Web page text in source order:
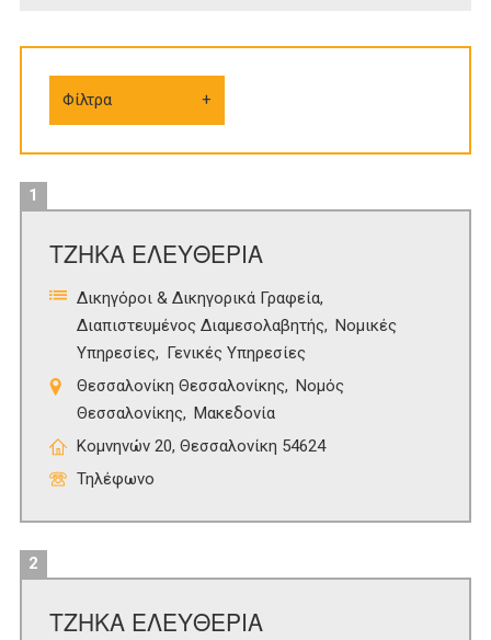
Φίλτρα
1
ΤΖΗΚΑ ΕΛΕΥΘΕΡΙΑ
Δικηγόροι & Δικηγορικά Γραφεία
Διαπιστευμένος Διαμεσολαβητής
Νομικές
Υπηρεσίες
Γενικές Υπηρεσίες
Θεσσαλονίκη Θεσσαλονίκης
Νομός
Θεσσαλονίκης
Μακεδονία
Κομνηνών 20, Θεσσαλονίκη 54624
Τηλέφωνο
2
ΤΖΗΚΑ ΕΛΕΥΘΕΡΙΑ